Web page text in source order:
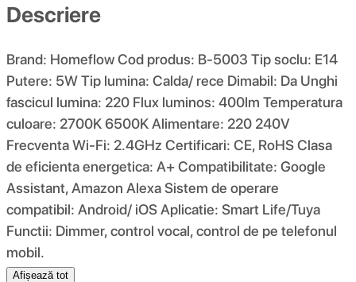
Descriere
Brand: Homeflow Cod produs: B-5003 Tip soclu: E14
Putere: 5W Tip lumina: Calda/ rece Dimabil: Da Unghi
fascicul lumina: 220 Flux luminos: 400lm Temperatura
culoare: 2700K 6500K Alimentare: 220 240V
Frecventa Wi-Fi: 2.4GHz Certificari: CE, RoHS Clasa
de eficienta energetica: A+ Compatibilitate: Google
Assistant, Amazon Alexa Sistem de operare
compatibil: Android/ iOS Aplicatie: Smart Life/Tuya
Functii: Dimmer, control vocal, control de pe telefonul
mobil.
Afișează tot